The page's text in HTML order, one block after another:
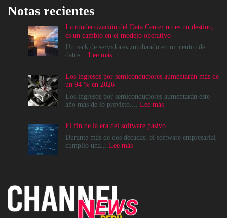
Notas recientes
La modernización del Data Center no es un destino,
es un cambio en el modelo operativo
Un rack de servidores zumbando en un centro de
datos... Lee más:
del
Data
Center
no
destino,
es
un
operativo
Los ingresos por semiconductores aumentarán más de
un 94 % en 2026
Los ingresos por semiconductores aumentarán este
año más de lo previsto.... Lee más:
por
semiconductores
El fin de la era del software pasivo
Durante más de dos décadas, el software empresarial
cumplió una... Lee más:
software
pasivo